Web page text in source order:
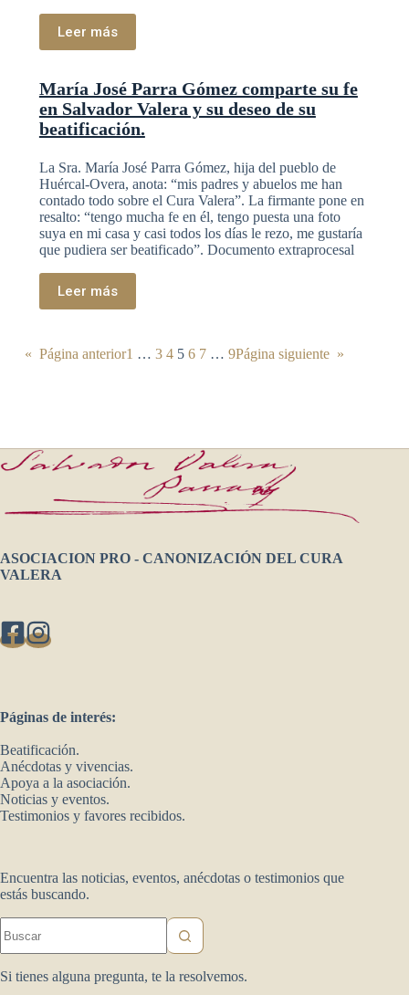
Leer más
María José Parra Gómez comparte su fe
en Salvador Valera y su deseo de su
beatificación.
La Sra. María José Parra Gómez, hija del pueblo de
Huércal-Overa, anota: “mis padres y abuelos me han
contado todo sobre el Cura Valera”. La firmante pone en
resalto: “tengo mucha fe en él, tengo puesta una foto
suya en mi casa y casi todos los días le rezo, me gustaría
que pudiera ser beatificado”. Documento extraprocesal
Leer más
« Página anterior1 … 3 4 5 6 7 … 9Página siguiente »
ASOCIACION PRO - CANONIZACIÓN DEL CURA
VALERA
Páginas de interés:
Beatificación.
Anécdotas y vivencias.
Apoya a la asociación.
Noticias y eventos.
Testimonios y favores recibidos.
Encuentra las noticias, eventos, anécdotas o testimonios que
estás buscando.
resultados
Si tienes alguna pregunta, te la resolvemos.